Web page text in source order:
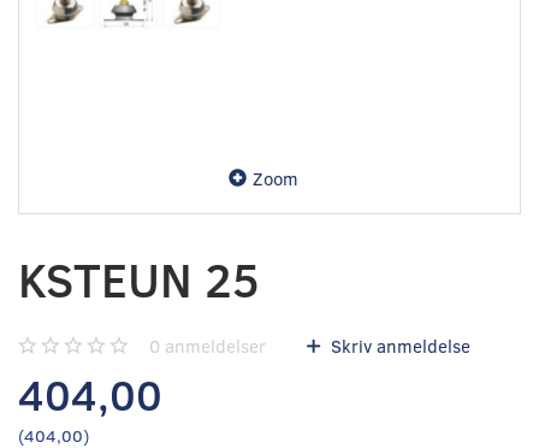
Zoom
KSTEUN 25
0 anmeldelser Skriv anmeldelse
404,00
(404,00)